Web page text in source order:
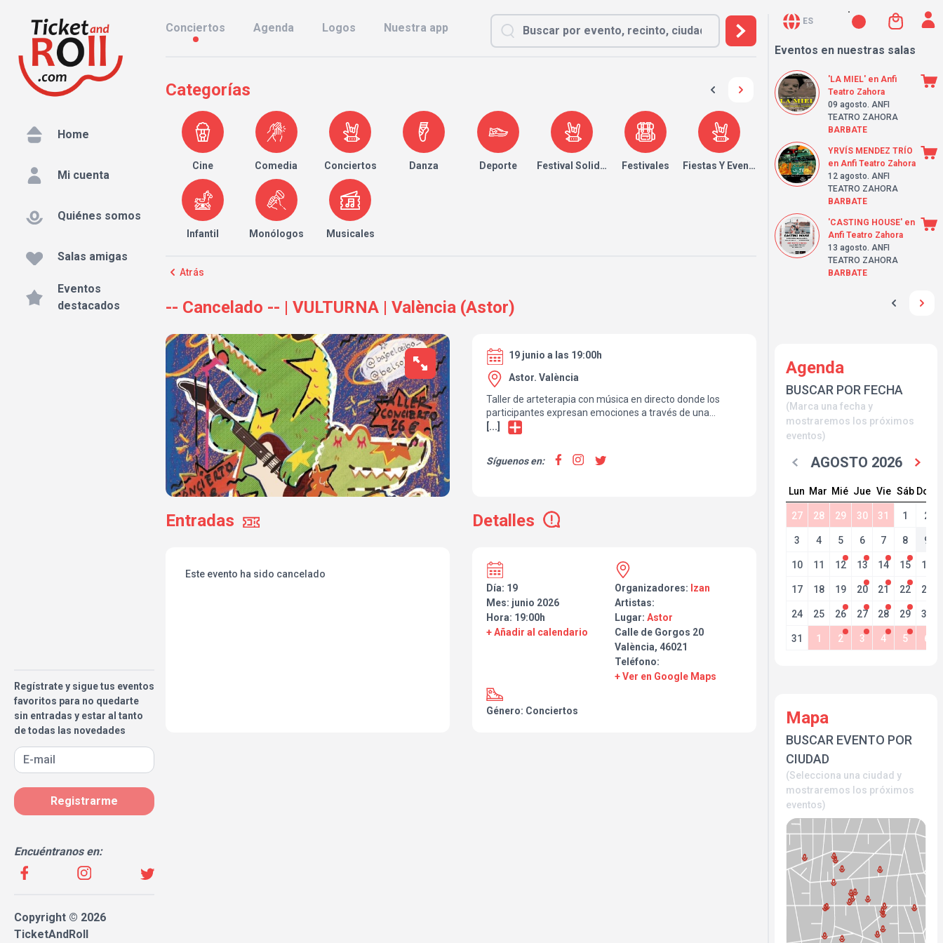
Home
Mi cuenta
Quiénes somos
Salas amigas
Eventos
destacados
Regístrate y sigue tus eventos
favoritos para no quedarte
sin entradas y estar al tanto
de todas las novedades
Registrarme
Encuéntranos en:
Copyright © 2026
TicketAndRoll
Conciertos Agenda Logos Nuestra app
Categorías
Cine Comedia Conciertos Danza Deporte Festival Solidario Festivales Fiestas Y Eventos
Infantil Monólogos Musicales
Atrás
-- Cancelado -- | VULTURNA | València (Astor)
19 junio a las 19:00h
Astor. València
Taller de arteterapia con música en directo donde los
participantes expresan emociones a través de una
experiencia guiada para crear una pieza de arcilla única
Belén Solís: arteterapeuta que usa el arte para la
[...]
Síguenos en:
Entradas Detalles
Este evento ha sido cancelado
Día: 19
Mes: junio 2026
Hora: 19:00h
+ Añadir al calendario
Organizadores: Izan
Artistas:
Lugar: Astor
Calle de Gorgos 20
València, 46021
Teléfono:
+ Ver en Google Maps
Género: Conciertos
ES
Eventos en nuestras salas
'LA MIEL' en Anfi
Teatro Zahora
09 agosto. ANFI
TEATRO ZAHORA
BARBATE
YRVÍS MENDEZ TRÍO
en Anfi Teatro Zahora
12 agosto. ANFI
TEATRO ZAHORA
BARBATE
'CASTING HOUSE' en
Anfi Teatro Zahora
13 agosto. ANFI
TEATRO ZAHORA
BARBATE
Agenda
BUSCAR POR FECHA
(Marca una fecha y
mostraremos los próximos
eventos)
AGOSTO 2026
Lun Mar Mié Jue Vie Sáb Dom
27 28 29 30 31 1 2
3 4 5 6 7 8 9
10 11 12 13 14 15 16
17 18 19 20 21 22 23
24 25 26 27 28 29 30
31 1 2 3 4 5 6
Mapa
BUSCAR EVENTO POR
CIUDAD
(Selecciona una ciudad y
mostraremos los próximos
eventos)